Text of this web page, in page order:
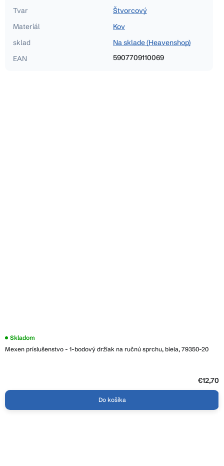
Tvar
Štvorcový
Materiál
Kov
sklad
Na sklade (Heavenshop)
EAN
5907709110069
Mexen príslušenstvo - 1-bodový držiak na ručnú sprchu, biela, 79350-20
Skladom
€12,70
Do košíka